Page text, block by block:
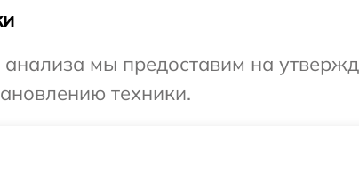
мы предоставим на
техники.